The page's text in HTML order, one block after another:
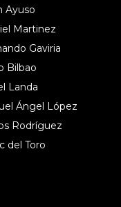
Ayuso
Martinez
Gaviria
Bilbao
Landa
Ángel López
Rodríguez
del Toro